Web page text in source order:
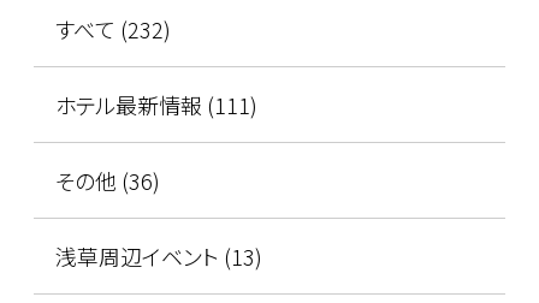
すべて (232)
ホテル最新情報 (111)
その他 (36)
浅草周辺イベント (13)